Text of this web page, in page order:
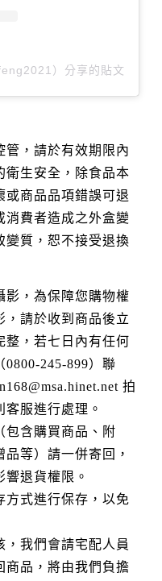
）分享的貼文
管，請於有效期限內
衛生安全，除食品本
或商品品項錯誤可退
消費者造成之外盒變
變質，恕不接受退換
影，為保障您購物權
，請於收到商品後立
整，若七日內有任何
0800-245-899）聯
拍
服進行處理。
包含購買商品、附
等）請一併寄回，
退貨權限。
方式進行保存，以免
，我們會請宅配人員
商品，將由我們負擔